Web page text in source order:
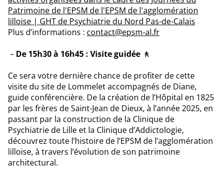
Patrimoine de l'EPSM de l'EPSM de l'agglomération
lilloise | GHT de Psychiatrie du Nord Pas-de-Calais
Plus d’informations : contact@epsm-al.fr
De 15h30 à 16h45 : Visite guidée 🚶
Ce sera votre dernière chance de profiter de cette
visite du site de Lommelet accompagnés de Diane,
guide conférencière. De la création de l’Hôpital en 1825
par les frères de Saint-Jean de Dieux, à l’année 2025, en
passant par la construction de la Clinique de
Psychiatrie de Lille et la Clinique d’Addictologie,
découvrez toute l’histoire de l’EPSM de l’agglomération
lilloise, à travers l’évolution de son patrimoine
architectural.